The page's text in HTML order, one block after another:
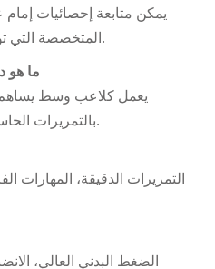
يمكن متابعة إحصائيات إمام
المتخصصة التي توفر بيانات دقيقة لكل مباراة.
ما هو
يعمل كلاعب وسط يساهم
بالتمريرات الحاسمة والرؤية التكتيكية العالية.
التمريرات الدقيقة، المهارات
الضغط البدني العالي،